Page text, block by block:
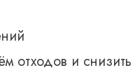
отходов и снизить